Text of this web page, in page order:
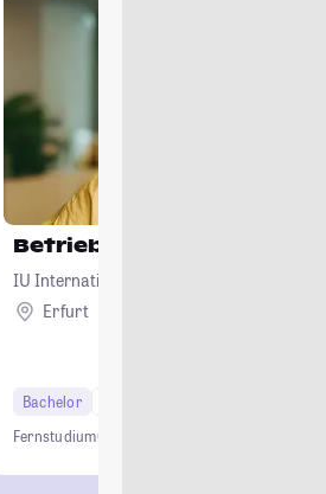
Betriebswirtschaftslehre
IU Internationale Hochschule
Erfurt
Bachelor
FernstudiumOnline Studium